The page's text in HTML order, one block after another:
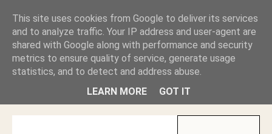
ΑΥΤΟΧΘΟΝΕΣ ΜΟΥ ΕΚΛΕΙΣΑΝ ΤΑ ΣΟΣΙΑΛ ΚΑΙ
ΦΙΜΩΣΑΝ ΤΟ SITE. ΟΙ ΧΙΛΙΑΔΕΣ ΜΙΚΡΟΕΠΕΝΔΥΤΕΣ
ΕΠΕΝΔΥΣΑΤΕ ΓΙΑ ΛΕΗΛΑΣΙΑ ΚΑΙ ΕΓΚΛΗΜΑ ?
ΓΛΥΦΑΔΑ WEB |ΟΙ ΜΕΓΑΛΟΙ ΚΛΕΠΤΑΙ ΑΠΟ ΤΟ
ΜΙΚΡΟΝ ΑΠΑΓΟΥΣΙ
This site uses cookies from Google to deliver its services
and to analyze traffic. Your IP address and user-agent are
shared with Google along with performance and security
metrics to ensure quality of service, generate usage
statistics, and to detect and address abuse.
LEARN MORE
GOT IT